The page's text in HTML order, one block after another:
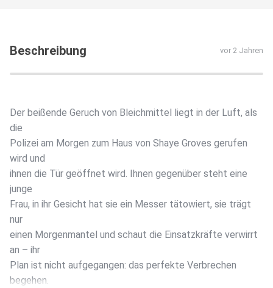
Beschreibung vor 2 Jahren
Der beißende Geruch von Bleichmittel liegt in der Luft, als
die
Polizei am Morgen zum Haus von Shaye Groves gerufen
wird und
ihnen die Tür geöffnet wird. Ihnen gegenüber steht eine
junge
Frau, in ihr Gesicht hat sie ein Messer tätowiert, sie trägt
nur
einen Morgenmantel und schaut die Einsatzkräfte verwirrt
an – ihr
Plan ist nicht aufgegangen: das perfekte Verbrechen
begehen.